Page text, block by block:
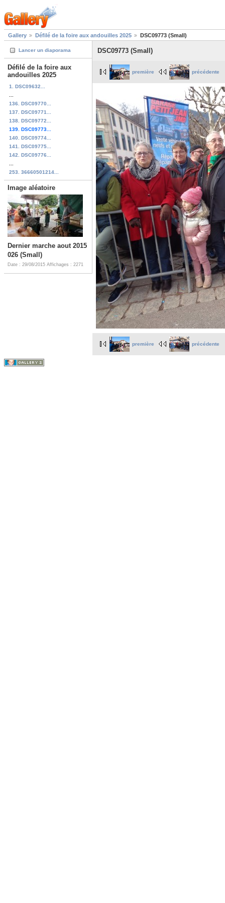
Gallery Défilé de la foire aux andouilles 2025 DSC09773 (Small)
Lancer un diaporama
Défilé de la foire aux
andouilles 2025
1. DSC09632...
136. DSC09770...
137. DSC09771...
138. DSC09772...
139. DSC09773...
140. DSC09774...
141. DSC09775...
142. DSC09776...
253. 36660501214...
Image aléatoire
Dernier marche aout 2015
026 (Small)
Date : 29/08/2015 Affichages : 2271
DSC09773 (Small)
première précédente
première précédente